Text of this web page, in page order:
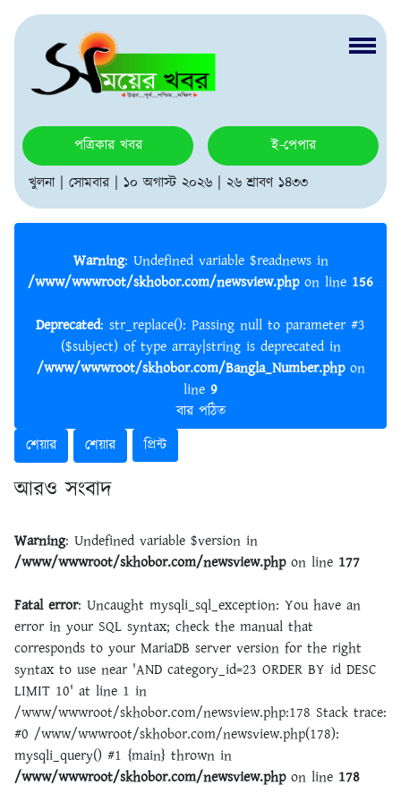
পত্রিকার খবর
ই-পেপার
খুলনা | সোমবার | ১০ অগাস্ট ২০২৬ | ২৬ শ্রাবণ ১৪৩৩
Warning : Undefined variable $readnews in
/www/wwwroot/skhobor.com/newsview.phpon line 156
Deprecated: str_replace(): Passing null to parameter #3
($subject) of type array|string is deprecated in
/www/wwwroot/skhobor.com/Bangla_Number.phpon
line 9
বার পঠিত
শেয়ার
শেয়ার প্রিন্ট
আরও সংবাদ
Warning: Undefined variable $version in
/www/wwwroot/skhobor.com/newsview.phpon line 177
Fatal error: Uncaught mysqli_sql_exception: You have an
error in your SQL syntax; check the manual that
corresponds to your MariaDB server version for the right
syntax to use near 'AND category_id=23 ORDER BY id DESC
LIMIT 10' at line 1 in
/www/wwwroot/skhobor.com/newsview.php:178 Stack trace:
#0 /www/wwwroot/skhobor.com/newsview.php(178):
mysqli_query() #1 {main} thrown in
/www/wwwroot/skhobor.com/newsview.phpon line 178